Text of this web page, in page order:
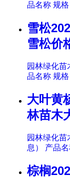
品名称 规
雪松
雪松价
园林绿化苗
品名称 规
大叶黄
林苗木
园林绿化
息） 产品
棕榈